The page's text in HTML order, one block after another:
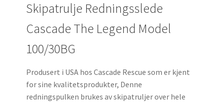
Skipatrulje Redningsslede
Cascade The Legend Model
100/30BG
Produsert i USA hos Cascade Rescue som er kjent
for sine kvalitetsprodukter, Denne
redningspulken brukes av skipatruljer over hele